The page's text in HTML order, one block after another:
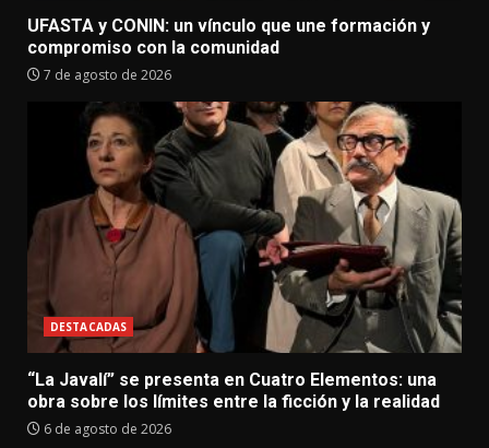
UFASTA y CONIN: un vínculo que une formación y
compromiso con la comunidad
7 de agosto de 2026
DESTACADAS
“La Javalí” se presenta en Cuatro Elementos: una
obra sobre los límites entre la ficción y la realidad
6 de agosto de 2026